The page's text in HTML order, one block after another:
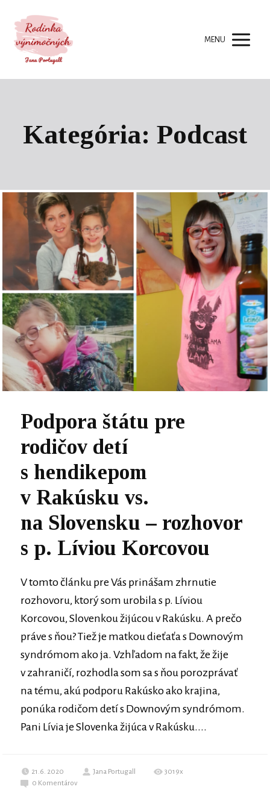
MENU
Kategória: Podcast
Podpora štátu pre
rodičov detí
s hendikepom
v Rakúsku vs.
na Slovensku – rozhovor
s p. Líviou Korcovou
V tomto článku pre Vás prinášam zhrnutie
rozhovoru, ktorý som urobila s p. Líviou
Korcovou, Slovenkou žijúcou v Rakúsku. A prečo
práve s ňou? Tiež je matkou dieťaťa s Downovým
syndrómom ako ja. Vzhľadom na fakt, že žije
v zahraničí, rozhodla som sa s ňou porozprávať
na tému, akú podporu Rakúsko ako krajina,
ponúka rodičom detí s Downovým syndrómom.
Pani Lívia je Slovenka žijúca v Rakúsku....
21.6. 2020 Jana Portugall
3019x
0 Komentárov